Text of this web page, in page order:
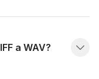
a WAV?